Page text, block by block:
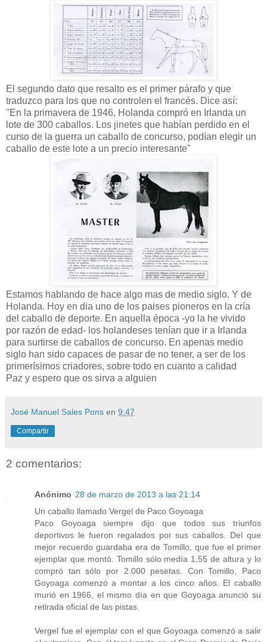
El segundo dato que resalto es el primer párafo y que
traduzco para los que no controlen el francés. Dice así:
"En la primavera de 1946, Holanda compró en Irlanda un
lote de 300 caballos. Los jinetes que habían perdido en el
curso de la guerra un caballo de concurso, podían elegir un
caballo de este lote a un precio interesante"
Estamos hablando de hace algo mas de medio siglo. Y de
Holanda. Hoy en dia uno de los paises pioneros en la cría
del caballo de deporte. En aquella época -yo la he vivido
por razón de edad- los holandeses tenían que ir a Irlanda
para surtirse de caballos de concurso. En apenas medio
siglo han sido capaces de pasar de no tener, a ser de los
primerísimos criadores, sobre todo en cuanto a calidad
Paz y espero que os sirva a alguien
José Manuel Sales Pons en 9:47
Compartir
2 comentarios:
Anónimo 28 de marzo de 2013 a las 21:14
Un caballo llamado Vergel de Paco Goyoaga
Paco Goyoaga siempre dijo que todos sus triunfos
deportivos le fueron regalados por sus caballos. Del que
mejor recuerdo guardaba era de Tomillo, que fue el primer
ejemplar que montó. Tomillo sólo medía 1,55 de altura y lo
compró tan sólo por 2.000 pesetas. Con Tomillo, Paco
Goyoaga comenzó a montar a los cinco años. El caballo
murió en 1966, el mismo día en que Goyoaga anunció su
retirada oficial de las pistas.
Vergel fue el ejemplar con el que Goyoaga comenzó a salir